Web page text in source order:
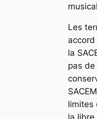
Les
la
pas de
limites